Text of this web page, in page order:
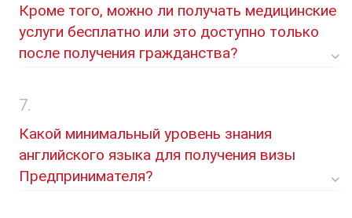
Кроме того, можно ли получать медицинские
услуги бесплатно или это доступно только
после получения гражданства?
Какой минимальный уровень знания
английского языка для получения визы
Предпринимателя?